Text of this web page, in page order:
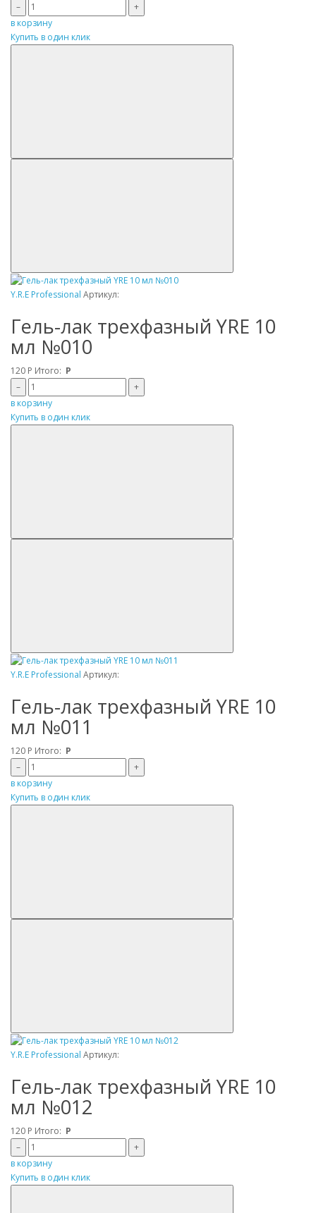
–
+
в корзину
Купить в один клик
Y.R.E Professional Артикул:
Гель-лак трехфазный YRE 10
мл №010
120 Р Итого: Р
–
+
в корзину
Купить в один клик
Y.R.E Professional Артикул:
Гель-лак трехфазный YRE 10
мл №011
120 Р Итого: Р
–
+
в корзину
Купить в один клик
Y.R.E Professional Артикул:
Гель-лак трехфазный YRE 10
мл №012
120 Р Итого: Р
–
+
в корзину
Купить в один клик